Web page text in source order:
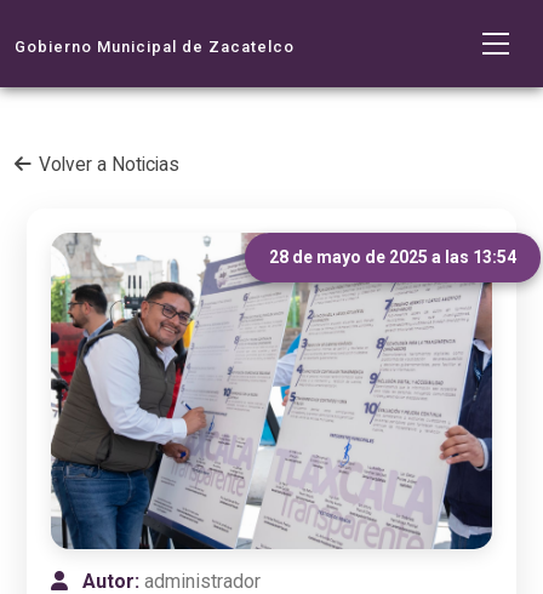
Gobierno Municipal de Zacatelco
Volver a Noticias
28 de mayo de 2025 a las 13:54
Autor:administrador